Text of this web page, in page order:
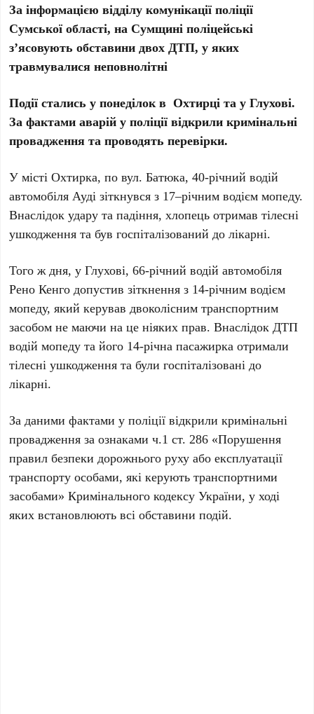
За інформацією відділу комунікації поліції
Сумської області, на Сумщині поліцейські
з’ясовують обставини двох ДТП, у яких
травмувалися неповнолітні
Події стались у понеділокв Охтирці та у Глухові.
За фактами аварій у поліції відкрили кримінальні
провадження та проводять перевірки.
У місті Охтирка, по вул. Батюка, 40-річний водій
автомобіля Ауді зіткнувся з 17–річним водієм мопеду.
Внаслідок удару та падіння, хлопець отримав тілесні
ушкодження та був госпіталізований до лікарні.
Того ж дня, у Глухові, 66-річний водій автомобіля
Рено Кенго допустив зіткнення з 14-річним водієм
мопеду, який керував двоколісним транспортним
засобом не маючи на це ніяких прав. Внаслідок ДТП
водій мопеду та його 14-річна пасажирка отримали
тілесні ушкодження та були госпіталізовані до
лікарні.
За даними фактами у поліції відкрили кримінальні
провадження за ознаками ч.1 ст. 286 «Порушення
правил безпеки дорожнього руху або експлуатації
транспорту особами, які керують транспортними
засобами» Кримінального кодексу України, у ході
яких встановлюють всі обставини подій.